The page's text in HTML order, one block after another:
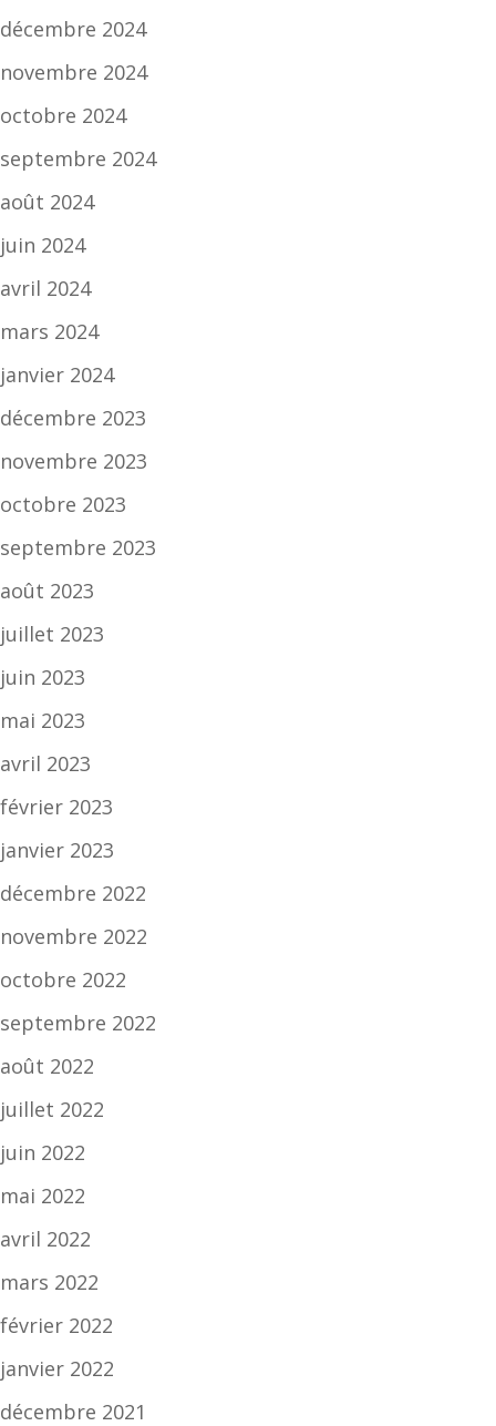
décembre 2024
novembre 2024
octobre 2024
septembre 2024
août 2024
juin 2024
avril 2024
mars 2024
janvier 2024
décembre 2023
novembre 2023
octobre 2023
septembre 2023
août 2023
juillet 2023
juin 2023
mai 2023
avril 2023
février 2023
janvier 2023
décembre 2022
novembre 2022
octobre 2022
septembre 2022
août 2022
juillet 2022
juin 2022
mai 2022
avril 2022
mars 2022
février 2022
janvier 2022
décembre 2021